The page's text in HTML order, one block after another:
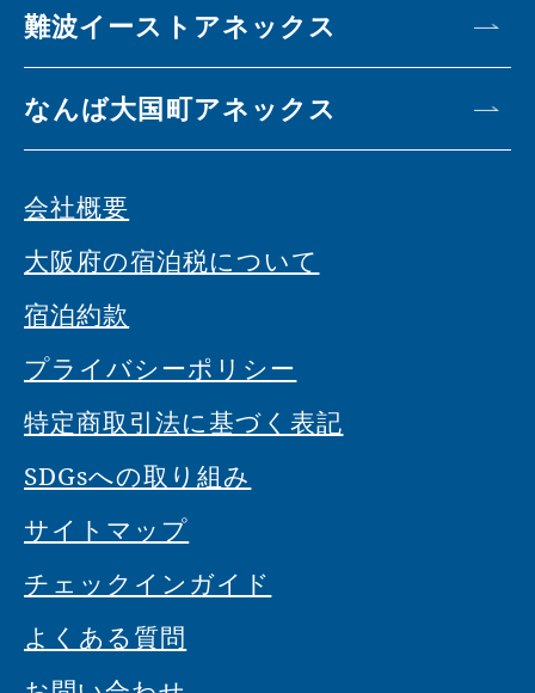
難波イーストアネックス
なんば大国町アネックス
会社概要
大阪府の宿泊税について
宿泊約款
プライバシーポリシー
特定商取引法に基づく表記
SDGsへの取り組み
サイトマップ
チェックインガイド
よくある質問